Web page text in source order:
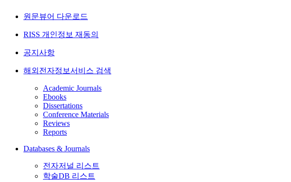
원문뷰어 다운로드
RISS 개인정보 재동의
공지사항
해외전자정보서비스 검색
Academic Journals
Ebooks
Dissertations
Conference Materials
Reviews
Reports
Databases & Journals
전자저널 리스트
학술DB 리스트